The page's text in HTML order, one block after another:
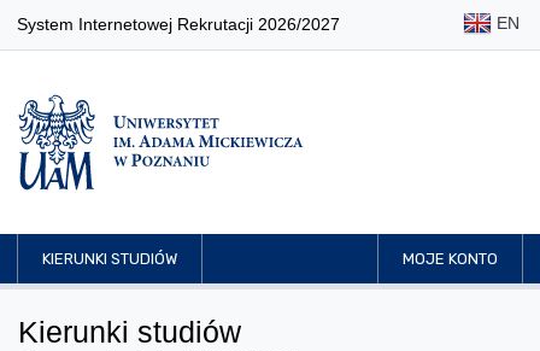
System Internetowej Rekrutacji 2026/2027 EN
KIERUNKI STUDIÓW MOJE KONTO
Kierunki studiów